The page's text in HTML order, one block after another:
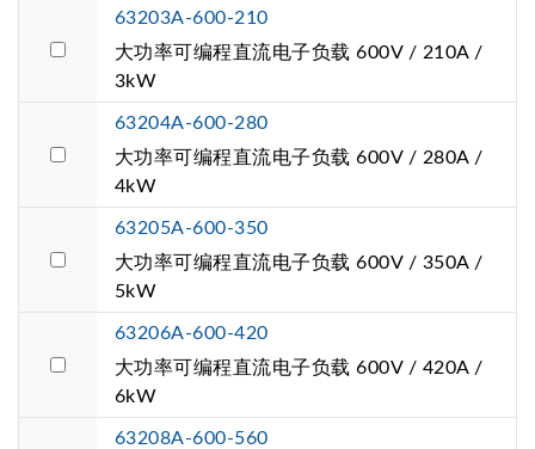
63203A-600-210
大功率可编程直流电子负载 600V / 210A /
3kW
63204A-600-280
大功率可编程直流电子负载 600V / 280A /
4kW
63205A-600-350
大功率可编程直流电子负载 600V / 350A /
5kW
63206A-600-420
大功率可编程直流电子负载 600V / 420A /
6kW
63208A-600-560